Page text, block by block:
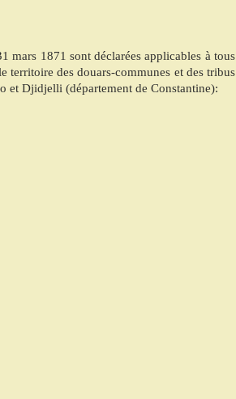
mars 1871 sont déclarées applicables à tous
territoire des douars-communes et des tribus
et Djidjelli (département de Constantine):